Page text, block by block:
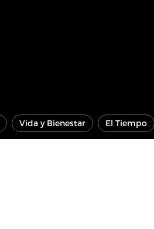
Vida y Bienestar El Tiempo